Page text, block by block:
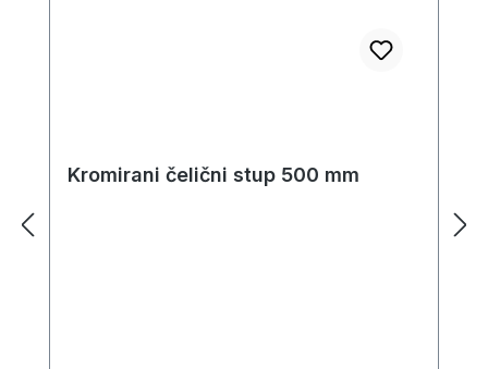
Kromirani čelični stup 500 mm